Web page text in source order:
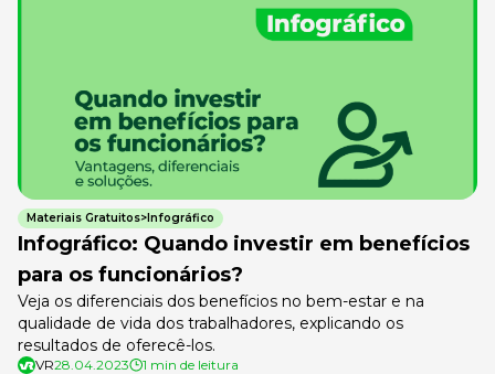
Materiais Gratuitos>Infográfico
Infográfico: Quando investir em benefícios
para os funcionários?
Veja os diferenciais dos benefícios no bem-estar e na
qualidade de vida dos trabalhadores, explicando os
resultados de oferecê-los.
VR28.04.2023 1 min de leitura